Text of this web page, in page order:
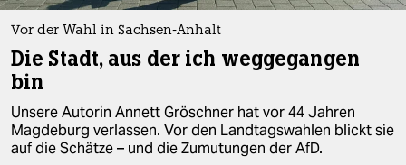
Vor der Wahl in Sachsen-Anhalt
Die Stadt, aus der ich weggegangen
bin
Unsere Autorin Annett Gröschner hat vor 44 Jahren
Magdeburg verlassen. Vor den Landtagswahlen blickt sie
auf die Schätze – und die Zumutungen der AfD.